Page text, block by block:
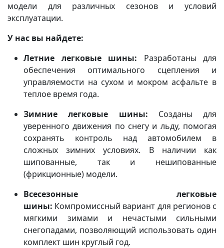
модели для различных сезонов и условий
эксплуатации.
У нас вы найдете:
Летние легковые шины: Разработаны для
обеспечения оптимального сцепления и
управляемости на сухом и мокром асфальте в
теплое время года.
Зимние легковые шины: Созданы для
уверенного движения по снегу и льду, помогая
сохранять контроль над автомобилем в
сложных зимних условиях. В наличии как
шипованные, так и нешипованные
(фрикционные) модели.
Всесезонные легковые
шины: Компромиссный вариант для регионов с
мягкими зимами и нечастыми сильными
снегопадами, позволяющий использовать один
комплект шин круглый год.